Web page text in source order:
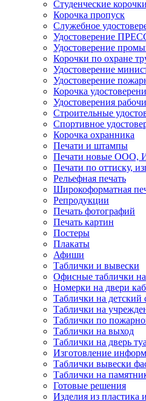
Студенческие корочки
Корочка пропуск
Служебное
Удостоверение
Удостоверение
Корочки по охране
Удостоверение
Удостоверение
Корочка
Удостоверения
Строительные
Спортивное
Корочка охранника
Печати и штампы
Печати новые ООО,
Печати по оттиску,
Рельефная печать
Широкоформатная
Репродукции
Печать фотографий
Печать картин
Постеры
Плакаты
Афиши
Таблички и вывески
Офисные таблички на
Номерки на двери
Таблички на детский
Таблички на
Таблички по
Таблички на выход
Таблички на дверь
Изготовление
Таблички вывески
Таблички на
Готовые решения
Изделия из пластика